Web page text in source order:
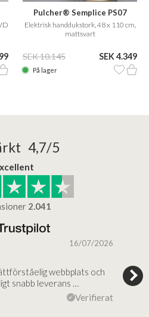
Pulcher® Semplice PS07
Elektrisk handdukstork, 48 x 110 cm,
mattsvart
SEK 10.145 SEK 4.349
På lager
4,7/5
2.041
16/07/2026
webbplats och
snabb leverans …
Verifierat
Jag